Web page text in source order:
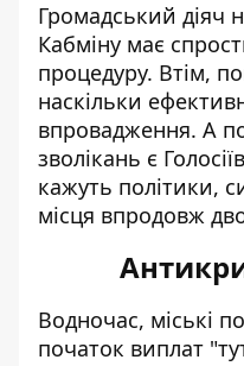
Громадський діяч
Кабміну має
процедуру. Втім,
наскільки
впровадження. А
зволікань є
кажуть політики,
місця впродовж
Водночас, міські
початок виплат